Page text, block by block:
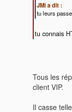
JMi a dit :
tu leurs
tu connais
Tous les
client VIP.
Il casse